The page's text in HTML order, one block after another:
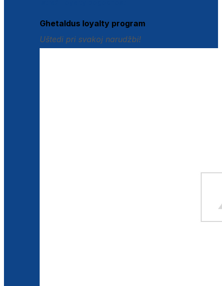
Ghetaldus loyalty program
Uštedi pri svakoj narudžbi!